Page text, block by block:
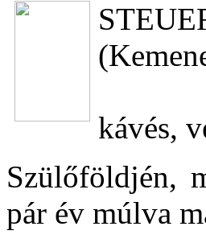
kávés,
Szülőföldjén,
pár év múlva